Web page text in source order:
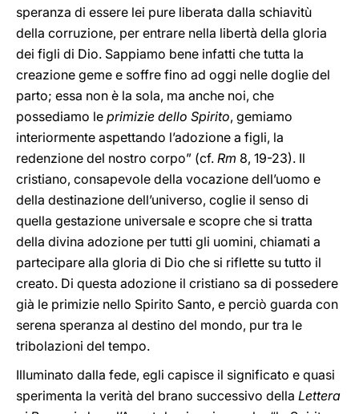
speranza di essere lei pure liberata dalla schiavitù
della corruzione, per entrare nella libertà della gloria
dei figli di Dio. Sappiamo bene infatti che tutta la
creazione geme e soffre fino ad oggi nelle doglie del
parto; essa non è la sola, ma anche noi, che
possediamo le primizie dello Spirito, gemiamo
interiormente aspettando l’adozione a figli, la
redenzione del nostro corpo” (cf. Rm 8, 19-23). Il
cristiano, consapevole della vocazione dell’uomo e
della destinazione dell’universo, coglie il senso di
quella gestazione universale e scopre che si tratta
della divina adozione per tutti gli uomini, chiamati a
partecipare alla gloria di Dio che si riflette su tutto il
creato. Di questa adozione il cristiano sa di possedere
già le primizie nello Spirito Santo, e perciò guarda con
serena speranza al destino del mondo, pur tra le
tribolazioni del tempo.
Illuminato dalla fede, egli capisce il significato e quasi
sperimenta la verità del brano successivo della Lettera